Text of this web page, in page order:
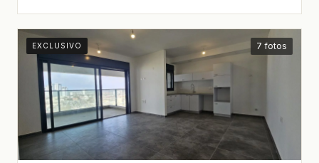
EXCLUSIVO 7 fotos